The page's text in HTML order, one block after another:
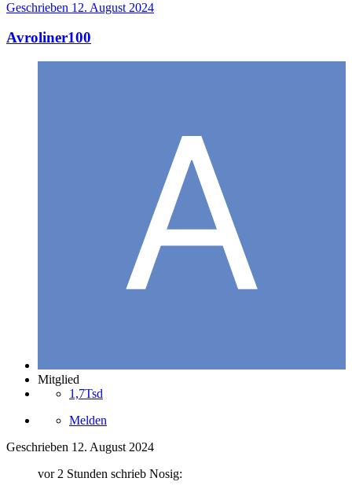
Geschrieben 12. August 2024
Avroliner100
Mitglied
1,7Tsd
Melden
Geschrieben 12. August 2024
vor 2 Stunden schrieb Nosig: